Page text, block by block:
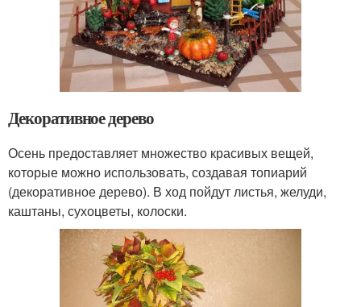
Декоративное дерево
Осень предоставляет множество красивых вещей,
которые можно использовать, создавая топиарий
(декоративное дерево). В ход пойдут листья, желуди,
каштаны, сухоцветы, колоски.